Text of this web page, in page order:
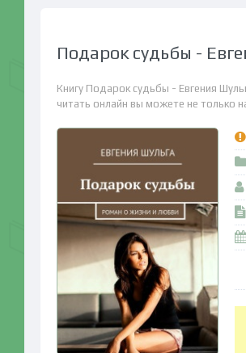
Подарок судьбы -
Книгу Подарок судьбы - Евгения
читать онлайн вы можете не только